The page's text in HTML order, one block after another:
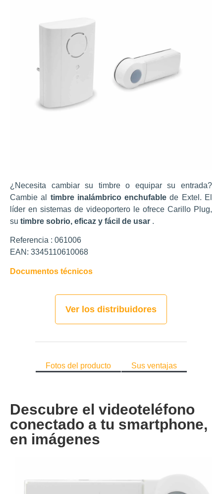
¿Necesita cambiar su timbre o equipar su entrada?
Cambie al timbre inalámbrico enchufable de Extel. El
líder en sistemas de videoportero le ofrece Carillo Plug,
su timbre sobrio, eficaz y fácil de usar .
Referencia : 061006
EAN: 3345110610068
Documentos técnicos
Ver los distribuidores
Fotos del producto Sus ventajas
Descubre el videoteléfono
conectado a tu smartphone,
en imágenes